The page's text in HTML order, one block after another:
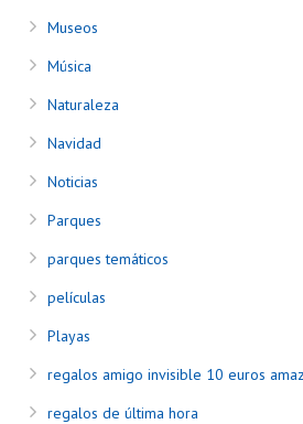
Museos
Música
Naturaleza
Navidad
Noticias
Parques
parques temáticos
películas
Playas
regalos amigo invisible 10 euros
regalos de última hora